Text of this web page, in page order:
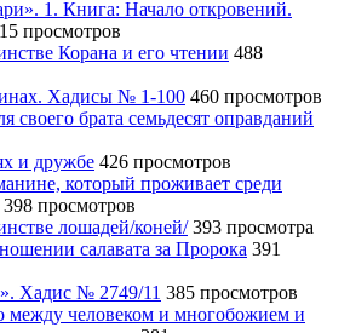
1. Книга: Начало откровений.
просмотров
Корана и его чтении 488
Хадисы № 1-100 460 просмотров
своего брата семьдесят оправданий
и дружбе 426 просмотров
который проживает среди
398 просмотров
лошадей/коней/ 393 просмотра
салавата за Пророка 391
Хадис № 2749/11 385 просмотров
между человеком и многобожием и